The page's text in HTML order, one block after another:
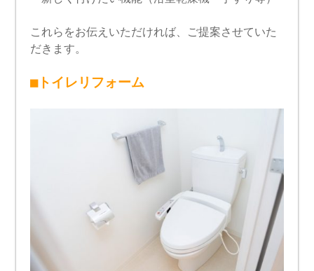
これらをお伝えいただければ、ご提案させていた
だきます。
■トイレリフォーム